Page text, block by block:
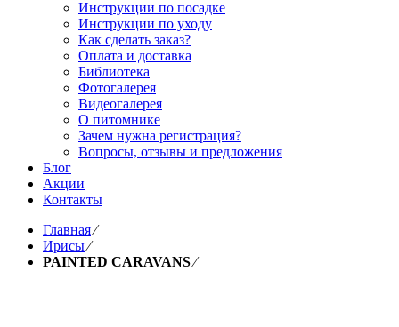
Инструкции по посадке
Инструкции по уходу
Как сделать заказ?
Оплата и доставка
Библиотека
Фотогалерея
Видеогалерея
О питомнике
Зачем нужна регистрация?
Вопросы, отзывы и предложения
Блог
Акции
Контакты
Главная⁄
Ирисы⁄
PAINTED CARAVANS⁄